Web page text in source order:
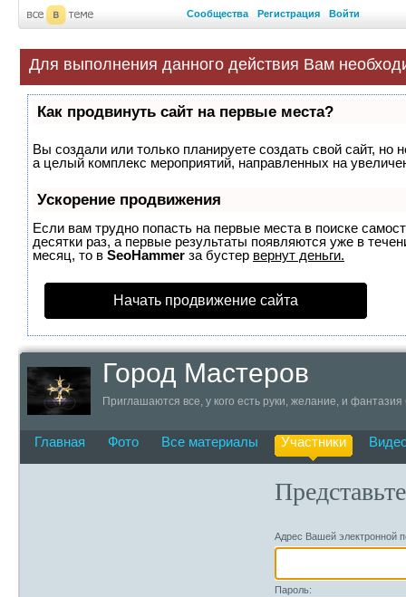
Сообщества Регистрация Войти
Для выполнения данного действия Вам
Как продвинуть сайт на первые места?
Вы создали или только планируете создать свой сайт, но
а целый комплекс мероприятий, направленных на
Ускорение продвижения
Если вам трудно попасть на первые места в поиске
десятки раз, а первые результаты появляются уже в
месяц, то в SeoHammer за бустер вернут деньги.
Начать продвижение сайта
Город Мастеров
Приглашаются все, у кого есть руки, желание, и фантазия
Главная Фото Все материалы Участники
Адрес Вашей электронной
Пароль: